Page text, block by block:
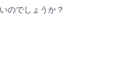
のでしょうか？